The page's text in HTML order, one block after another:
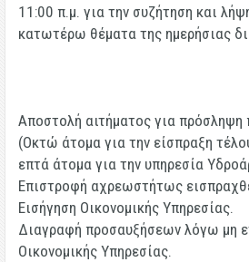
11:00 π.μ. για την συζήτηση και
κατωτέρω θέματα της ημερήσιας
Αποστολή αιτήματος για
(Οκτώ άτομα για την είσπραξη
επτά άτομα για την υπηρεσία
Επιστροφή αχρεωστήτως
Εισήγηση Οικονομικής Υπηρεσίας.
Διαγραφή προσαυξήσεων λόγω μη
Οικονομικής Υπηρεσίας.